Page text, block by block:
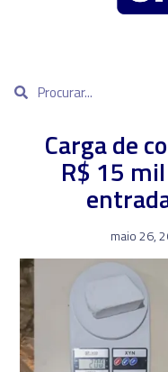
Carga de
R$ 15
maio 26,